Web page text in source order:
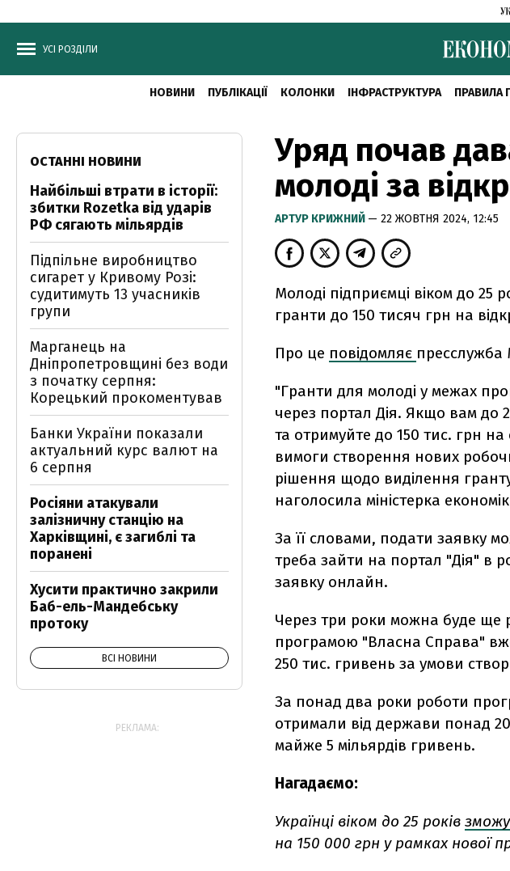
УСІ РОЗДІЛИ
НОВИНИ ПУБЛІКАЦІЇ КОЛОНКИ ІНФРАСТРУКТУРА ПРАВИЛА
Уряд почав
молоді за
АРТУР КРИЖНИЙ — 22 ЖОВТНЯ 2024, 12:45
Молоді підприємці віком до 25
гранти до 150 тисяч грн на
Про це повідомляє пресслужба
"Гранти для молоді у межах
через портал Дія. Якщо вам до
та отримуйте до 150 тис. грн
вимоги створення нових
рішення щодо виділення
наголосила міністерка
За її словами, подати заявку
треба зайти на портал "Дія" в
заявку онлайн.
Через три роки можна буде ще
програмою "Власна Справа"
250 тис. гривень за умови
За понад два роки роботи
отримали від держави понад
майже 5 мільярдів гривень.
Нагадаємо:
Українці віком до 25 років
на 150 000 грн у рамках нової
ОСТАННІ НОВИНИ
Найбільші втрати в історії:
збитки Rozetka від ударів
РФ сягають мільярдів
Підпільне виробництво
сигарет у Кривому Розі:
судитимуть 13 учасників
групи
Марганець на
Дніпропетровщині без води
з початку серпня:
Корецький прокоментував
Банки України показали
актуальний курс валют на
6 серпня
Росіяни атакували
залізничну станцію на
Харківщині, є загиблі та
поранені
Хусити практично закрили
Баб-ель-Мандебську
протоку
ВСІ НОВИНИ
РЕКЛАМА: